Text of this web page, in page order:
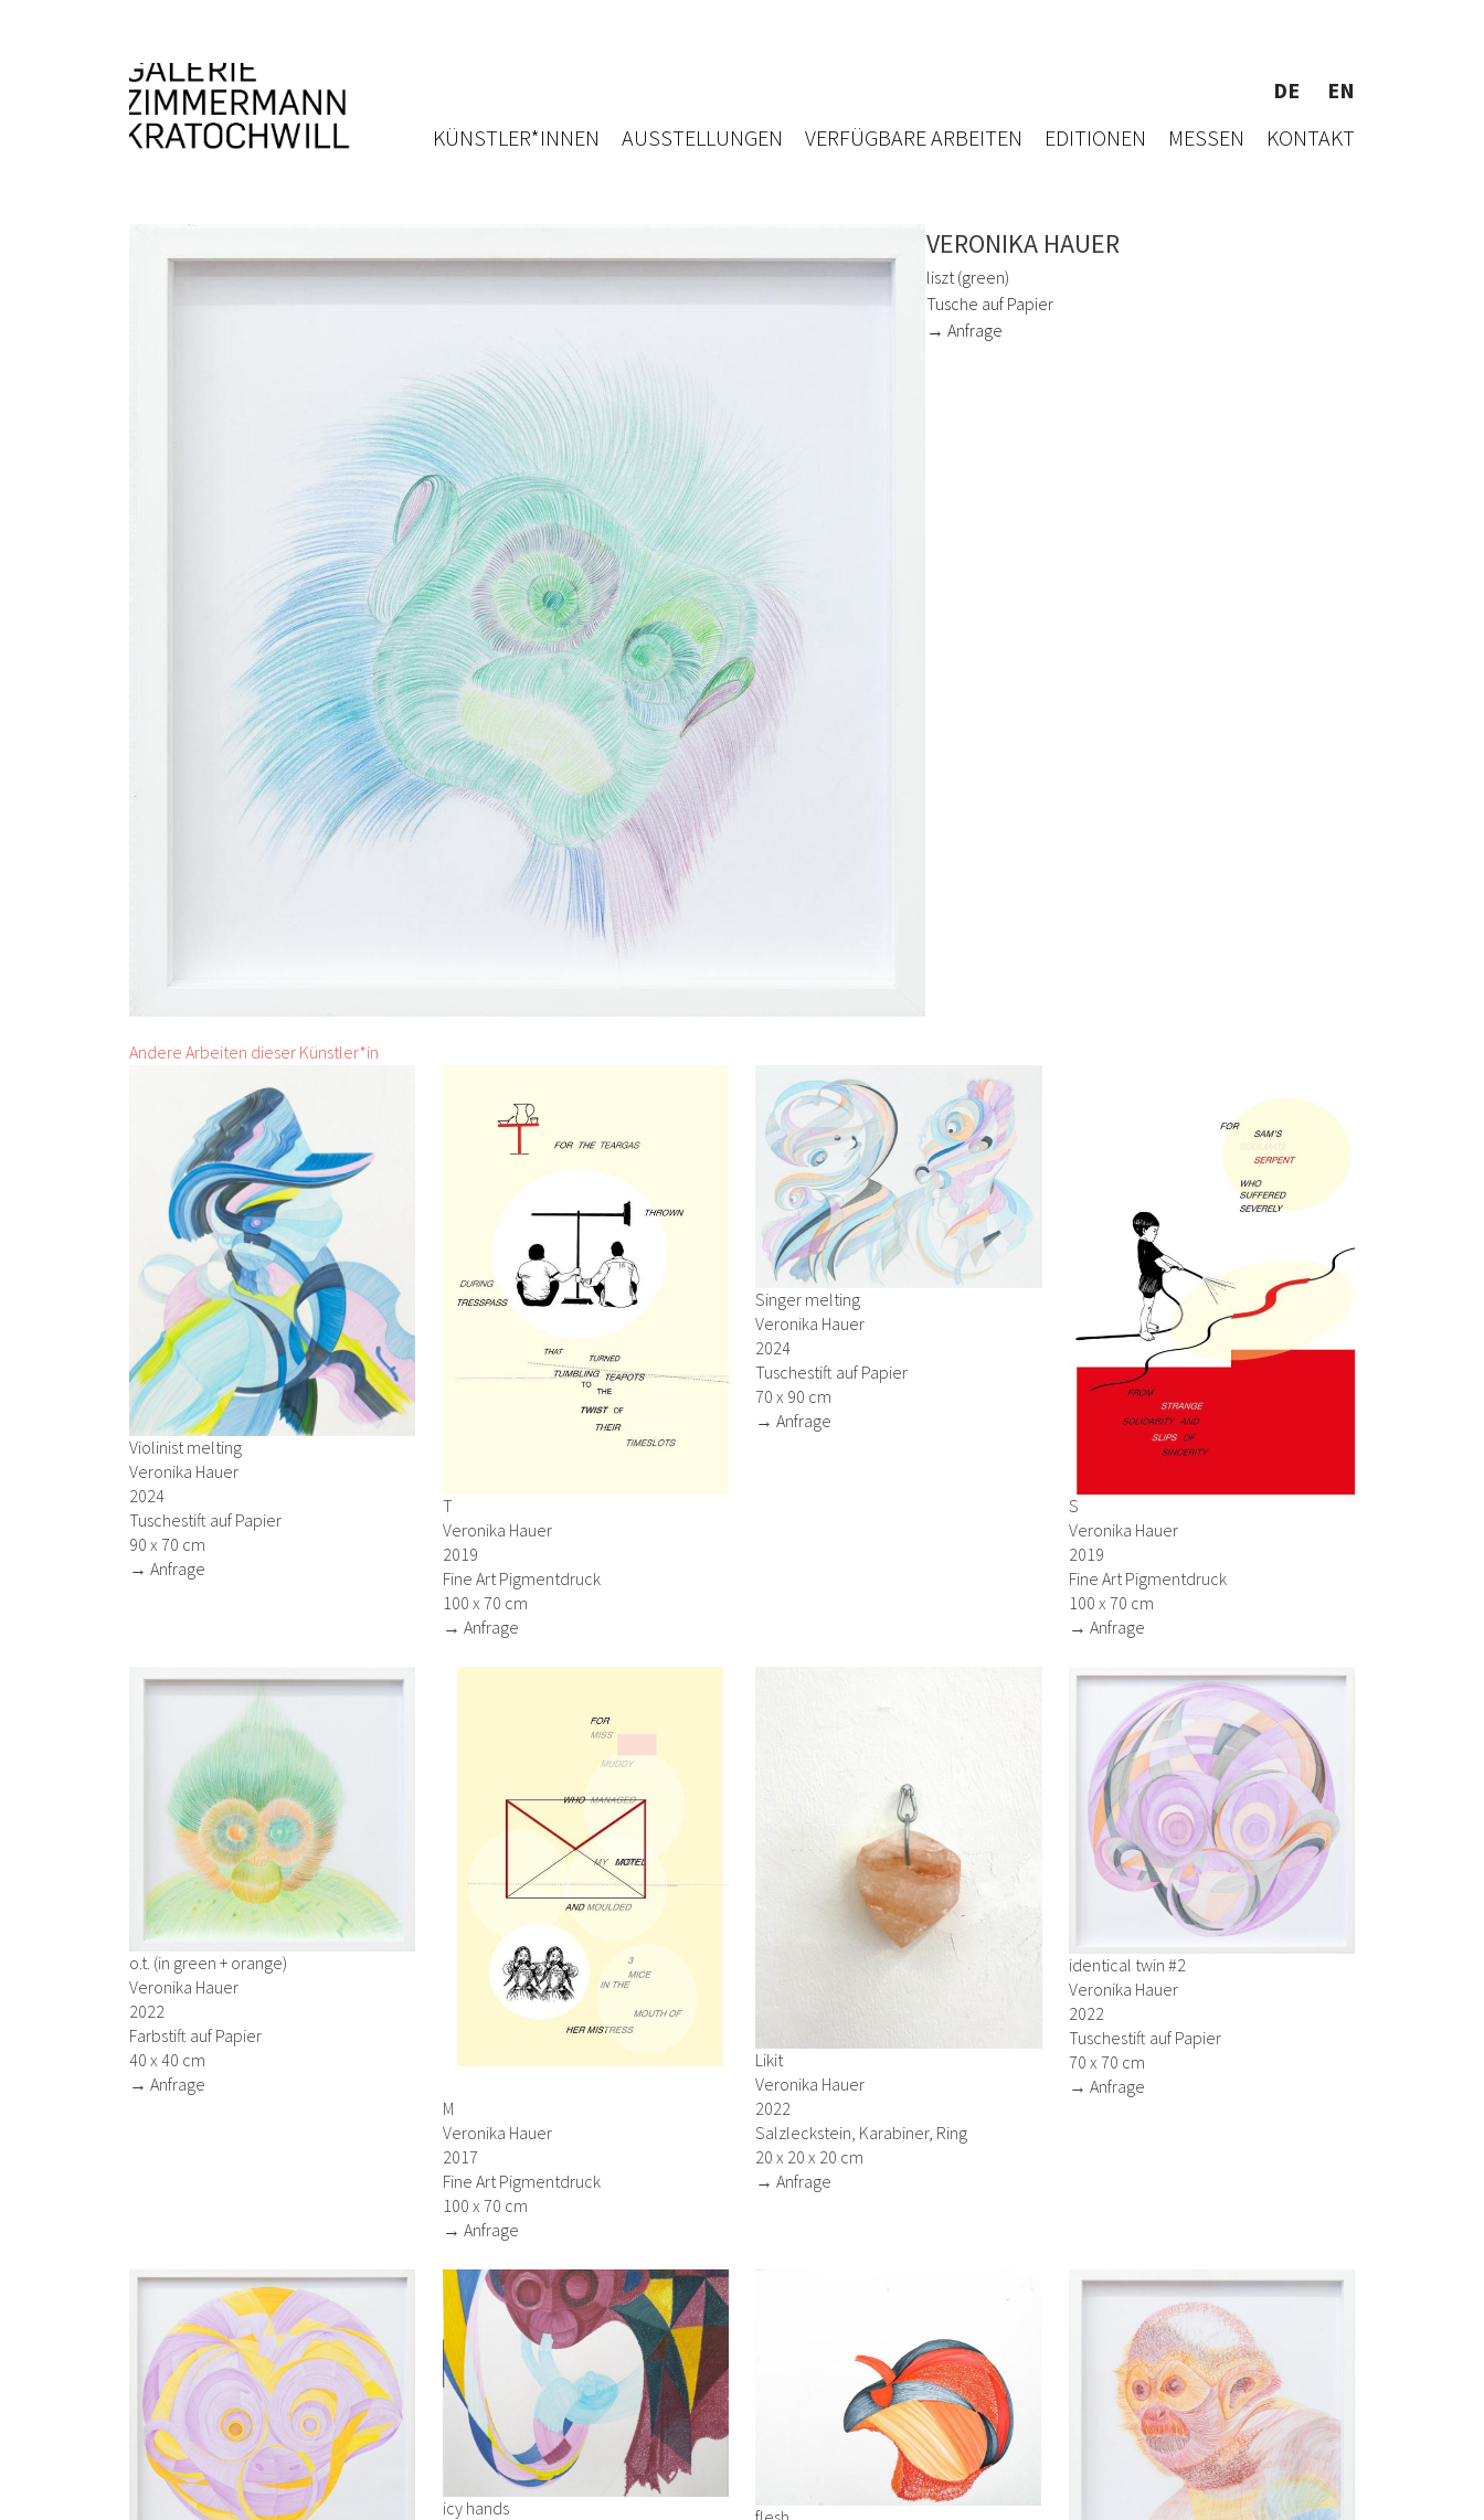
DE
EN
KÜNSTLER*INNEN
AUSSTELLUNGEN VERFÜGBARE ARBEITEN EDITIONEN MESSEN KONTAKT
VERONIKA HAUER
liszt (green)
Tusche auf Papier
→ Anfrage
Andere Arbeiten dieser Künstler*in
Violinist melting
Veronika Hauer
2024
Tuschestift auf Papier
90 x 70 cm
→ Anfrage
T
Veronika Hauer
2019
Fine Art Pigmentdruck
100 x 70 cm
→ Anfrage
Singer melting
Veronika Hauer
2024
Tuschestift auf Papier
70 x 90 cm
→ Anfrage
S
Veronika Hauer
2019
Fine Art Pigmentdruck
100 x 70 cm
→ Anfrage
o.t. (in green + orange)
Veronika Hauer
2022
Farbstift auf Papier
40 x 40 cm
→ Anfrage
M
Veronika Hauer
2017
Fine Art Pigmentdruck
100 x 70 cm
→ Anfrage
Likit
Veronika Hauer
2022
Salzleckstein, Karabiner, Ring
20 x 20 x 20 cm
→ Anfrage
identical twin #2
Veronika Hauer
2022
Tuschestift auf Papier
70 x 70 cm
→ Anfrage
icy hands